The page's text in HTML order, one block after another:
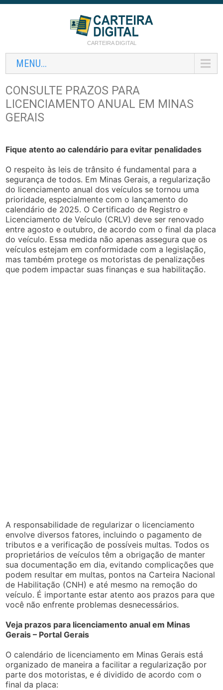
CARTEIRA DIGITAL
MENU...
CONSULTE PRAZOS PARA
LICENCIAMENTO ANUAL EM MINAS
GERAIS
Fique atento ao calendário para evitar penalidades
O respeito às leis de trânsito é fundamental para a
segurança de todos. Em Minas Gerais, a regularização
do licenciamento anual dos veículos se tornou uma
prioridade, especialmente com o lançamento do
calendário de 2025. O Certificado de Registro e
Licenciamento de Veículo (CRLV) deve ser renovado
entre agosto e outubro, de acordo com o final da placa
do veículo. Essa medida não apenas assegura que os
veículos estejam em conformidade com a legislação,
mas também protege os motoristas de penalizações
que podem impactar suas finanças e sua habilitação.
A responsabilidade de regularizar o licenciamento
envolve diversos fatores, incluindo o pagamento de
tributos e a verificação de possíveis multas. Todos os
proprietários de veículos têm a obrigação de manter
sua documentação em dia, evitando complicações que
podem resultar em multas, pontos na Carteira Nacional
de Habilitação (CNH) e até mesmo na remoção do
veículo. É importante estar atento aos prazos para que
você não enfrente problemas desnecessários.
Veja prazos para licenciamento anual em Minas
Gerais – Portal Gerais
O calendário de licenciamento em Minas Gerais está
organizado de maneira a facilitar a regularização por
parte dos motoristas, e é dividido de acordo com o
final da placa: